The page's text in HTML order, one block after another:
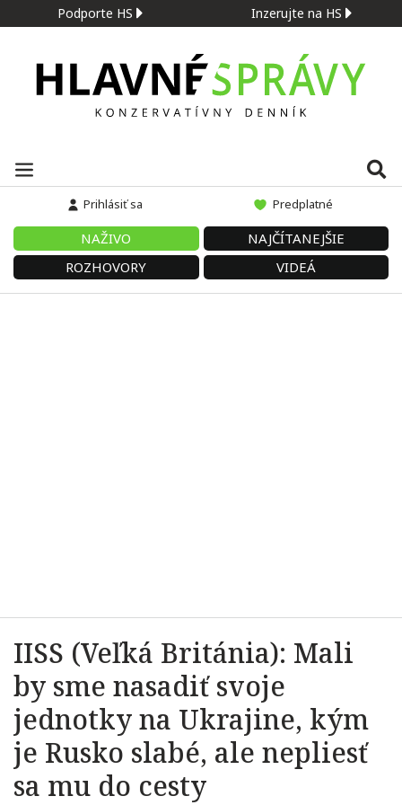
Podporte HS Inzerujte na HS
Prihlásiť sa Predplatné
NAŽIVO
NAJČÍTANEJŠIE
ROZHOVORY
VIDEÁ
IISS (Veľká Británia): Mali
by sme nasadiť svoje
jednotky na Ukrajine, kým
je Rusko slabé, ale nepliesť
sa mu do cesty